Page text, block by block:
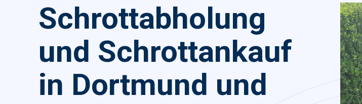
Schrottabholung
und Schrottankauf
in Dortmund und